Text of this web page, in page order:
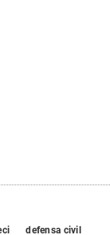
defensa civil